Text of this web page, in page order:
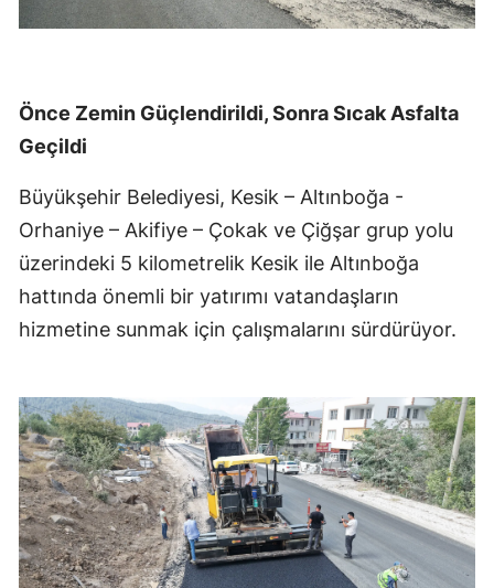
Önce Zemin Güçlendirildi, Sonra Sıcak Asfalta
Geçildi
Büyükşehir Belediyesi, Kesik – Altınboğa -
Orhaniye – Akifiye – Çokak ve Çiğşar grup yolu
üzerindeki 5 kilometrelik Kesik ile Altınboğa
hattında önemli bir yatırımı vatandaşların
hizmetine sunmak için çalışmalarını sürdürüyor.